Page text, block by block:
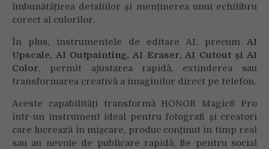
îmbunătățirea detaliilor și menținerea unui echilibru
corect al culorilor.
În plus, instrumentele de editare AI, precum AI
Upscale, AI Outpainting, AI Eraser, AI Cutout și AI
Color, permit ajustarea rapidă, extinderea sau
transformarea creativă a imaginilor direct pe telefon.
Aceste capabilități transformă HONOR Magic8 Pro
într-un instrument ideal pentru fotografi și creatori
care lucrează în mișcare, produc conținut în timp real
sau au nevoie de publicare rapidă, fie pentru social